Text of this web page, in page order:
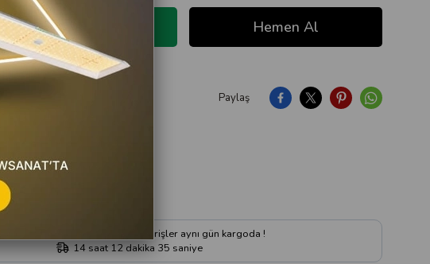
Paylaş
Hafta içi 16:00'a kadar verilen siparişler aynı gün kargoda !
14saat12dakika 34 saniye